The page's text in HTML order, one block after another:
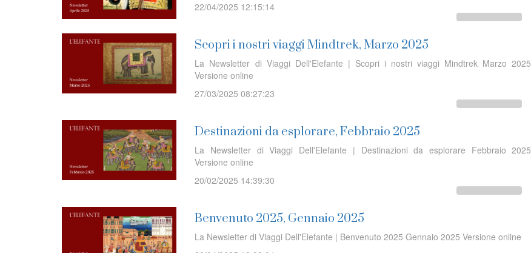
22/04/2025 12:15:14
Scopri i nostri viaggi Mindtrek, Marzo 2025
La Newsletter di Viaggi Dell'Elefante | Scopri i nostri viaggi Mindtrek Marzo 2025
Versione online
27/03/2025 08:27:23
Destinazioni da esplorare, Febbraio 2025
La Newsletter di Viaggi Dell'Elefante | Destinazioni da esplorare Febbraio 2025
Versione online
20/02/2025 14:39:30
Benvenuto 2025, Gennaio 2025
La Newsletter di Viaggi Dell'Elefante | Benvenuto 2025 Gennaio 2025 Versione online